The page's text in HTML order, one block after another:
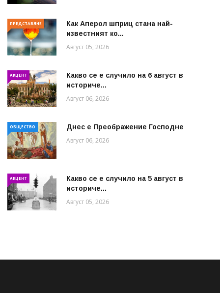
ПРЕДСТАВЯНЕ
Как Аперол шприц стана най-
известният ко...
Август 05, 2026
АКЦЕНТ
Какво се е случило на 6 август в
историче...
Август 06, 2026
ОБЩЕСТВО Днес е Преображение Господне
Август 06, 2026
АКЦЕНТ
Какво се е случило на 5 август в
историче...
Август 05, 2026